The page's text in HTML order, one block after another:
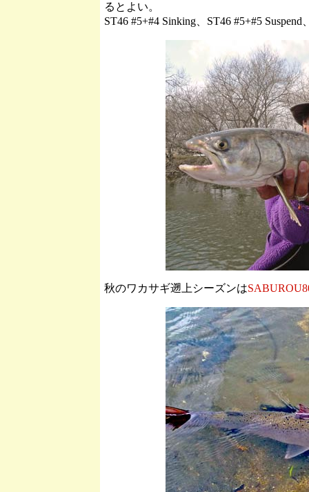
るとよい。
ST46 #5+#4 Sinking、ST46 #5+#5 Suspend
秋のワカサギ遡上シーズンは